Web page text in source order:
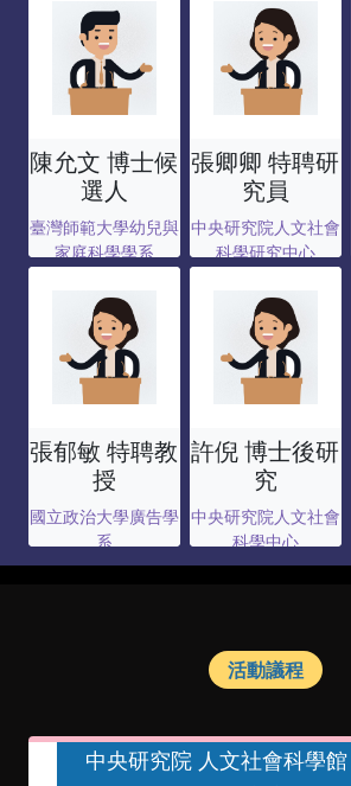
陳允文 博士候
選人
臺灣師範大學幼兒與
家庭科學學系
張卿卿 特聘研
究員
中央研究院人文社會
科學研究中心
張郁敏 特聘教
授
國立政治大學廣告學
系
許倪 博士後研
究
中央研究院人文社會
科學中心
活動議程
中央研究院 人文社會科學